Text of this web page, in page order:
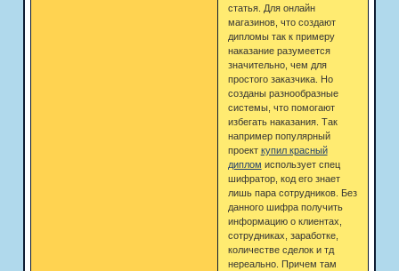
статья. Для онлайн
магазинов, что создают
дипломы так к примеру
наказание разумеется
значительно, чем для
простого заказчика. Но
созданы разнообразные
системы, что помогают
избегать наказания. Так
например популярный
проект купил красный
диплом использует спец
шифратор, код его знает
лишь пара сотрудников. Без
данного шифра получить
информацию о клиентах,
сотрудниках, заработке,
количестве сделок и тд
нереально. Причем там